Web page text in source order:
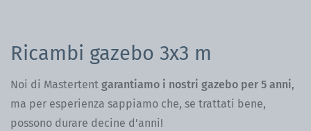
Ricambi gazebo 3x3 m
Noi di Mastertent garantiamo i nostri gazebo per 5 anni,
ma per esperienza sappiamo che, se trattati bene,
possono durare decine d'anni!